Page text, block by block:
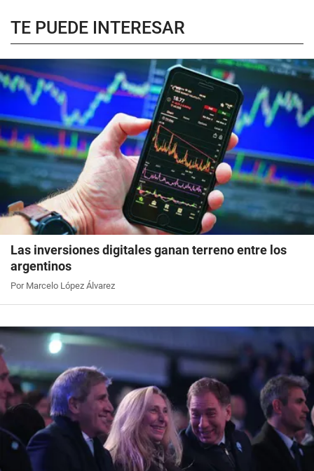
TE PUEDE INTERESAR
Las inversiones digitales ganan terreno entre los
argentinos
Por Marcelo López Álvarez